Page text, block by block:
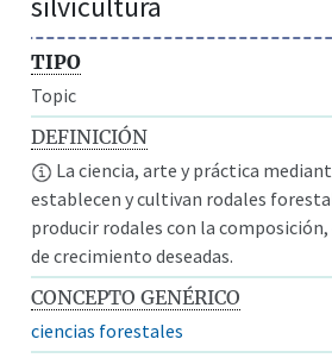
TIPO
Topic
DEFINICIÓN
La ciencia, arte y práctica
establecen y cultivan rodales
producir rodales con la
de crecimiento deseadas.
CONCEPTO GENÉRICO
ciencias forestales